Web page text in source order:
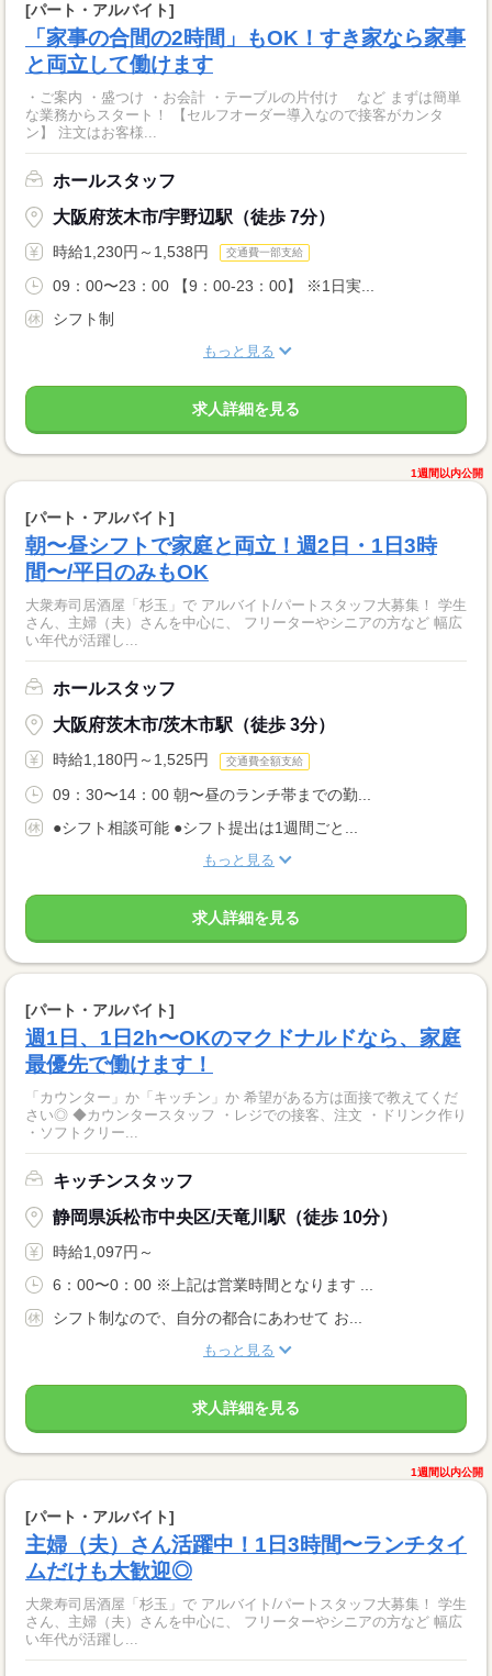
[パート・アルバイト]
「家事の合間の2時間」もOK！すき家なら家事
と両立して働けます
・ご案内 ・盛つけ ・お会計 ・テーブルの片付け など まずは簡単
な業務からスタート！ 【セルフオーダー導入なので接客がカンタ
ン】 注文はお客様...
ホールスタッフ
大阪府茨木市/宇野辺駅（徒歩 7分）
時給1,230円～1,538円 交通費一部支給
09：00〜23：00 【9：00-23：00】 ※1日実...
シフト制
もっと見る
求人詳細を見る
1週間以内公開
[パート・アルバイト]
朝〜昼シフトで家庭と両立！週2日・1日3時
間〜/平日のみもOK
大衆寿司居酒屋「杉玉」で アルバイト/パートスタッフ大募集！ 学生
さん、主婦（夫）さんを中心に、 フリーターやシニアの方など 幅広
い年代が活躍し...
ホールスタッフ
大阪府茨木市/茨木市駅（徒歩 3分）
時給1,180円～1,525円 交通費全額支給
09：30〜14：00 朝〜昼のランチ帯までの勤...
●シフト相談可能 ●シフト提出は1週間ごと...
もっと見る
求人詳細を見る
[パート・アルバイト]
週1日、1日2h〜OKのマクドナルドなら、家庭
最優先で働けます！
「カウンター」か「キッチン」か 希望がある方は面接で教えてくだ
さい◎ ◆カウンタースタッフ ・レジでの接客、注文 ・ドリンク作り
・ソフトクリー...
キッチンスタッフ
静岡県浜松市中央区/天竜川駅（徒歩 10分）
時給1,097円～
6：00〜0：00 ※上記は営業時間となります ...
シフト制なので、自分の都合にあわせて お...
もっと見る
求人詳細を見る
1週間以内公開
[パート・アルバイト]
主婦（夫）さん活躍中！1日3時間〜ランチタイ
ムだけも大歓迎◎
大衆寿司居酒屋「杉玉」で アルバイト/パートスタッフ大募集！ 学生
さん、主婦（夫）さんを中心に、 フリーターやシニアの方など 幅広
い年代が活躍し...